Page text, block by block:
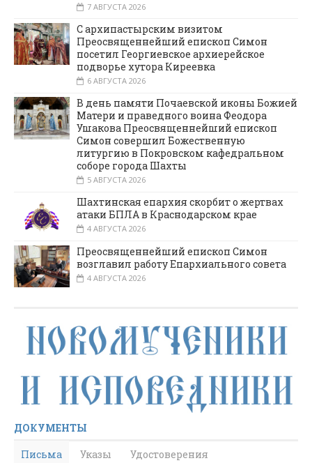
7 АВГУСТА 2026
С архипастырским визитом
Преосвященнейший епископ Симон
посетил Георгиевское архиерейское
подворье хутора Киреевка
6 АВГУСТА 2026
В день памяти Почаевской иконы Божией
Матери и праведного воина Феодора
Ушакова Преосвященнейший епископ
Симон совершил Божественную
литургию в Покровском кафедральном
соборе города Шахты
5 АВГУСТА 2026
Шахтинская епархия скорбит о жертвах
атаки БПЛА в Краснодарском крае
4 АВГУСТА 2026
Преосвященнейший епископ Симон
возглавил работу Епархиального совета
4 АВГУСТА 2026
ДОКУМЕНТЫ
Письма
Указы Удостоверения